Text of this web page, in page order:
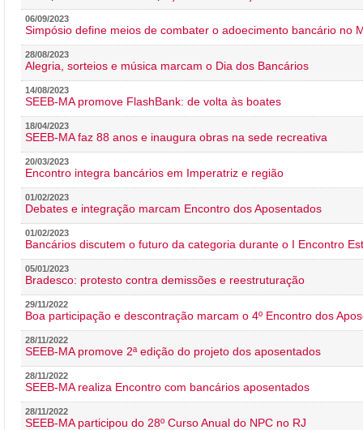
06/09/2023
Simpósio define meios de combater o adoecimento bancário no
28/08/2023
Alegria, sorteios e música marcam o Dia dos Bancários
14/08/2023
SEEB-MA promove FlashBank: de volta às boates
18/04/2023
SEEB-MA faz 88 anos e inaugura obras na sede recreativa
20/03/2023
Encontro integra bancários em Imperatriz e região
01/02/2023
Debates e integração marcam Encontro dos Aposentados
01/02/2023
Bancários discutem o futuro da categoria durante o I Encontro
05/01/2023
Bradesco: protesto contra demissões e reestruturação
29/11/2022
Boa participação e descontração marcam o 4º Encontro dos
28/11/2022
SEEB-MA promove 2ª edição do projeto dos aposentados
28/11/2022
SEEB-MA realiza Encontro com bancários aposentados
28/11/2022
SEEB-MA participou do 28º Curso Anual do NPC no RJ